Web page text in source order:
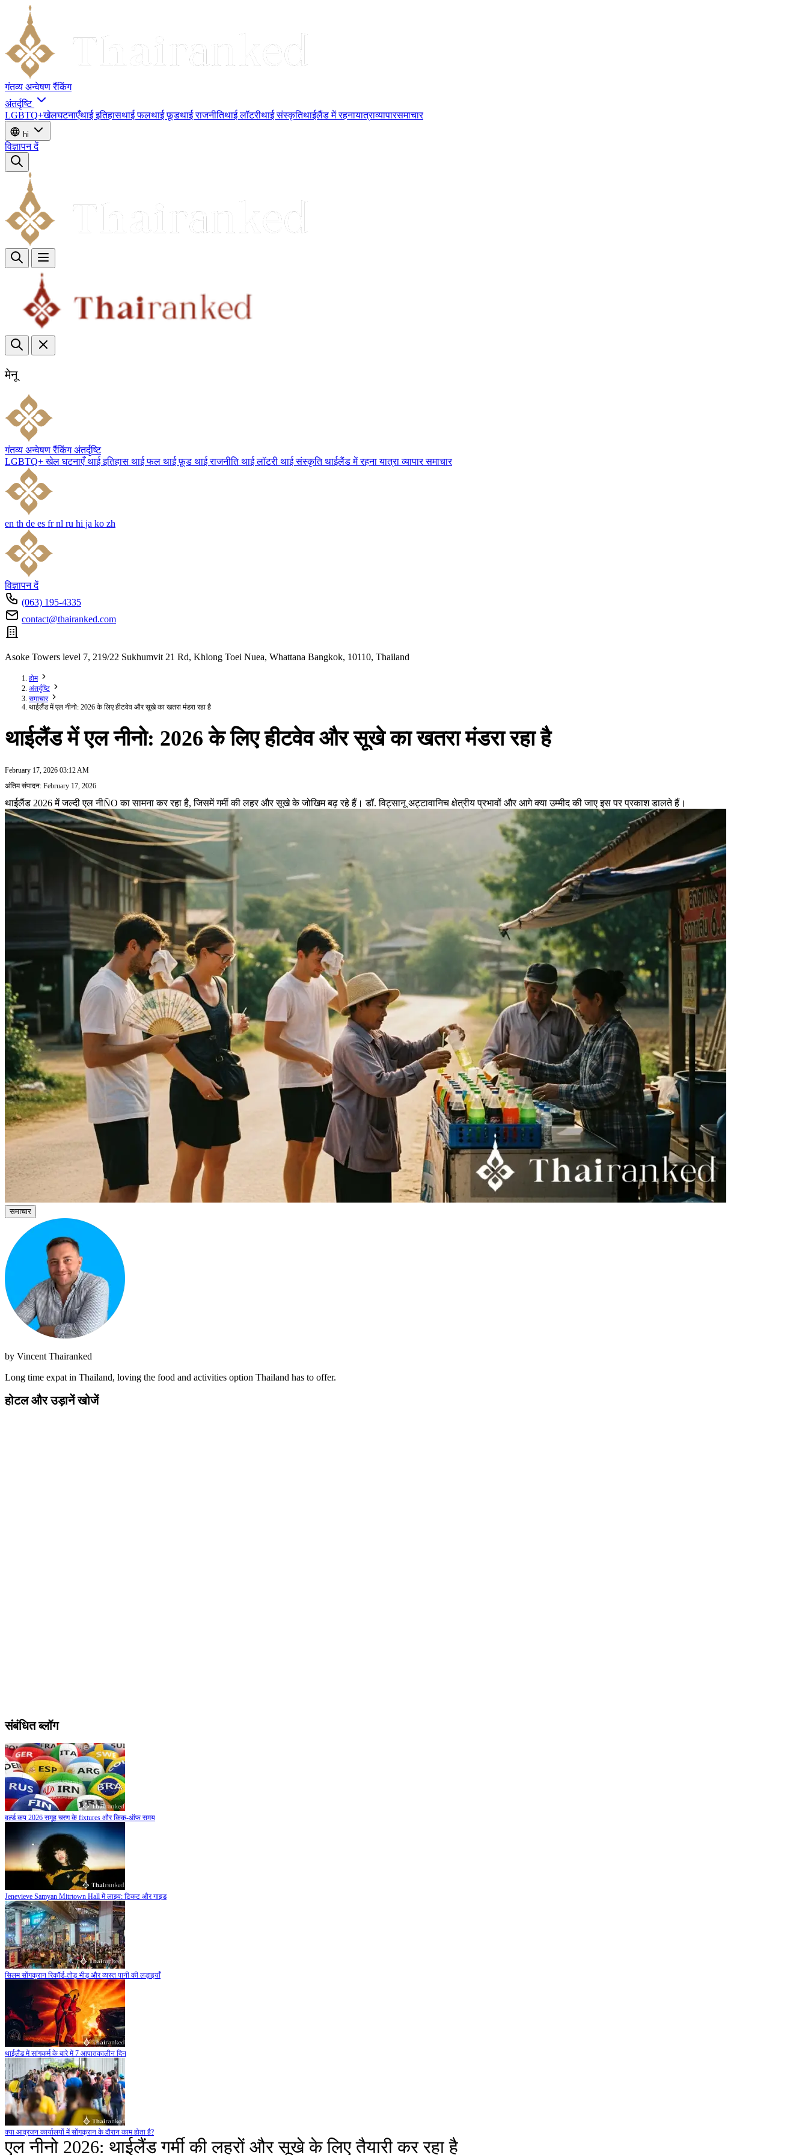
गंतव्य अन्वेषण रैंकिंग
अंतर्दृष्टि
LGBTQ+खेलघटनाएँथाई इतिहासथाई फलथाई फ़ूडथाई राजनीतिथाई लॉटरीथाई संस्कृतिथाईलैंड में रहनायात्राव्यापारसमाचार
hi
विज्ञापन दें
मेनू
गंतव्य अन्वेषण रैंकिंग अंतर्दृष्टि
LGBTQ+ खेल घटनाएँ थाई इतिहास थाई फल थाई फ़ूड थाई राजनीति थाई लॉटरी थाई संस्कृति थाईलैंड में रहना यात्रा व्यापार समाचार
en th de es fr nl ru hi ja ko zh
विज्ञापन दें
(063) 195-4335
contact@thairanked.com
Asoke Towers level 7, 219/22 Sukhumvit 21 Rd, Khlong Toei Nuea, Whattana Bangkok, 10110, Thailand
होम
अंतर्दृष्टि
समाचार
थाईलैंड में एल नीनो: 2026 के लिए हीटवेव और सूखे का खतरा मंडरा रहा है
थाईलैंड में एल नीनो: 2026 के लिए हीटवेव और सूखे का खतरा मंडरा रहा है
February 17, 2026 03:12 AM
अंतिम संपादन: February 17, 2026
थाईलैंड 2026 में जल्दी एल नीÑO का सामना कर रहा है, जिसमें गर्मी की लहर और सूखे के जोखिम बढ़ रहे हैं। डॉ. विट्सानू अट्टावानिच क्षेत्रीय प्रभावों और आगे क्या उम्मीद की जाए इस पर प्रकाश डालते हैं।
समाचार
by Vincent Thairanked
Long time expat in Thailand, loving the food and activities option Thailand has to offer.
होटल और उड़ानें खोजें
संबंधित ब्लॉग
वर्ल्ड कप 2026 समूह चरण के fixtures और किक-ऑफ समय
Jenevieve Samyan Mitrtown Hall में लाइव: टिकट और गाइड
सिलम सोंगक्रान रिकॉर्ड-तोड़ भीड़ और व्यस्त पानी की लड़ाइयाँ
थाईलैंड में सांगकर्म के बारे में 7 आपातकालीन दिन
क्या आव्रजन कार्यालयों में सोंगक्रान के दौरान काम होता है?
एल नीनो 2026: थाईलैंड गर्मी की लहरों और सूखे के लिए तैयारी कर रहा है